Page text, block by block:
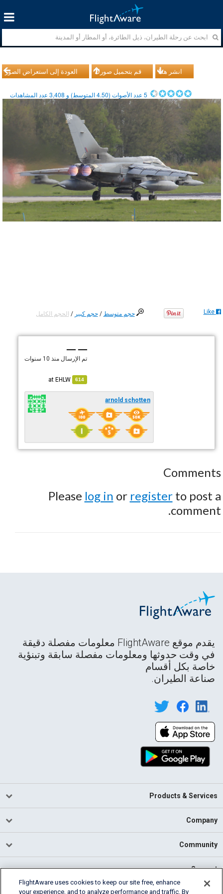
العودة إلى استعراض الصور قم بتحميل صورك انشر هذا
5عدد الأصوات (4.50المتوسط) و 3,408عدد المشاهدات
حجم متوسط /حجم كبير / الحجم الكامل Like
— —
تم الإرسال منذ 10 سنوات
614
EHLW
arnold schotten
Comments
Please log in or registerto post a
comment.
يقدم موقع FlightAware معلومات مفصلة دقيقة
في وقت حدوثها ومعلومات مفصلة سابقة وتبنؤية
خاصة بكل أقسام
صناعة الطيران.
Products & Services
Company
Community
Support
FlightAware uses cookies to keep our site free, enhance
your experience, and to analyze performance and traffic. By